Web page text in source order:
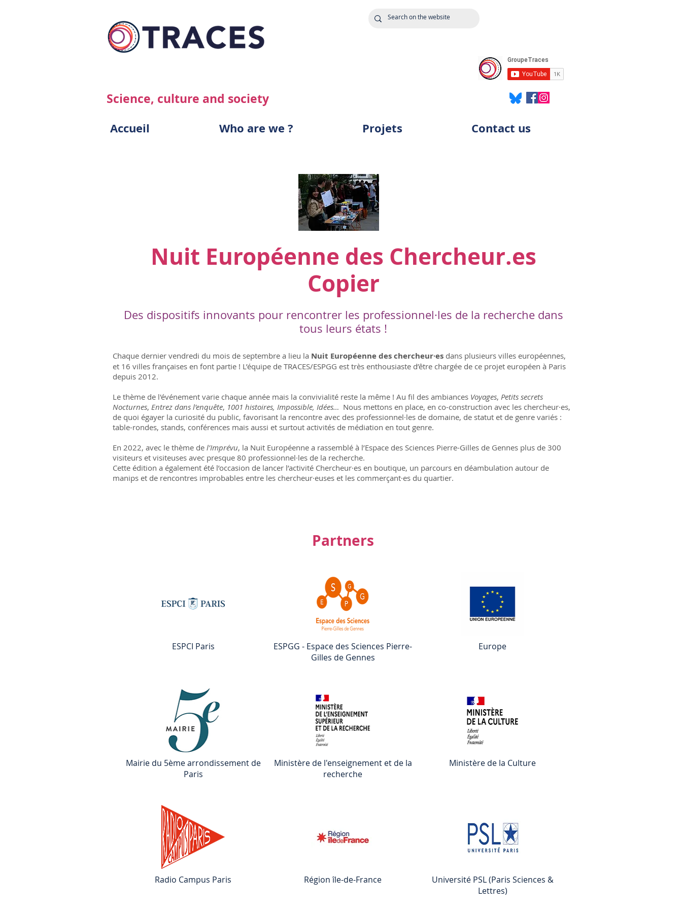
Science, culture and society
Accueil Who are we ? Projets Contact us
Nuit Européenne des Chercheur.es
Copier
Des dispositifs innovants pour rencontrer les professionnel·les de la recherche dans
tous leurs états !
Chaque dernier vendredi du mois de septembre a lieu la Nuit Européenne des chercheur·es dans plusieurs villes européennes,
et 16 villes françaises en font partie ! L’équipe de TRACES/ESPGG est très enthousiaste d’être chargée de ce projet européen à Paris
depuis 2012.
Le thème de l'événement varie chaque année mais la convivialité reste la même ! Au fil des ambiances Voyages, Petits secrets
Nocturnes, Entrez dans l’enquête, 1001 histoires, Impossible, Idées… Nous mettons en place, en co-construction avec les chercheur·es,
de quoi égayer la curiosité du public, favorisant la rencontre avec des professionnel·les de domaine, de statut et de genre variés :
table-rondes, stands, conférences mais aussi et surtout activités de médiation en tout genre.
En 2022, avec le thème de l’Imprévu, la Nuit Européenne a rassemblé à l’Espace des Sciences Pierre-Gilles de Gennes plus de 300
visiteurs et visiteuses avec presque 80 professionnel·les de la recherche.
Cette édition a également été l’occasion de lancer l’activité Chercheur·es en boutique, un parcours en déambulation autour de
manips et de rencontres improbables entre les chercheur·euses et les commerçant·es du quartier.
Partners
ESPCI Paris
Mairie du 5ème arrondissement de
Paris
Radio Campus Paris
ESPGG - Espace des Sciences Pierre-
Gilles de Gennes
Ministère de l'enseignement et de la
recherche
Région île-de-France
Europe
Ministère de la Culture
Université PSL (Paris Sciences &
Lettres)